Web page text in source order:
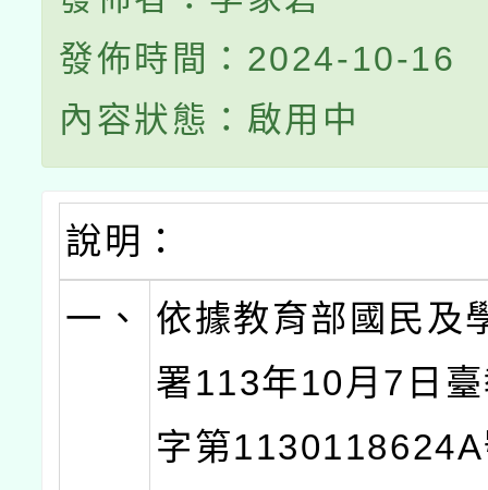
發佈時間：2024-10-16
內容狀態：啟用中
說明：
一、
依據教育部國民及
署113年10月7日
字第